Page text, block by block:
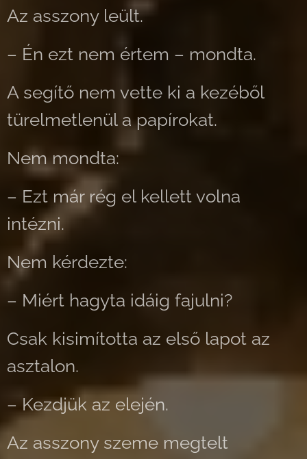
Az asszony leült.
– Én ezt nem értem – mondta.
A segítő nem vette ki a kezéből
türelmetlenül a papírokat.
Nem mondta:
– Ezt már rég el kellett volna
intézni.
Nem kérdezte:
– Miért hagyta idáig fajulni?
Csak kisimította az első lapot az
asztalon.
– Kezdjük az elején.
Az asszony szeme megtelt